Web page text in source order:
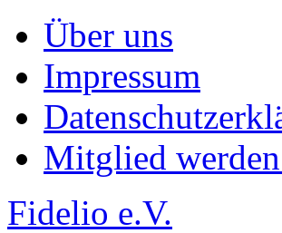
Über uns
Impressum
Mitglied
Fidelio e.V.